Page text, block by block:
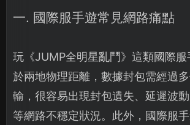
一. 國際服手遊常見網路痛點
玩《JUMP全明星亂鬥》這類國際服
於兩地物理距離，數據封包需經過
輸，很容易出現封包遺失、延遲波
等網路不穩定狀況。此外，國際服